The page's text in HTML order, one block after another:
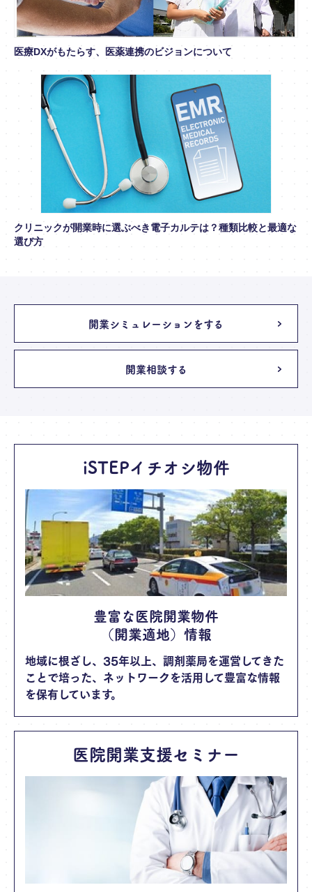
医療DXがもたらす、医薬連携のビジョンについて
クリニックが開業時に選ぶべき電子カルテは？種類比較と最適な
選び方
開業シミュレーションをする
開業相談する
iSTEPイチオシ物件
豊富な医院開業物件
（開業適地）情報
地域に根ざし、35年以上、調剤薬局を運営してきた
ことで培った、ネットワークを活用して豊富な情報
を保有しています。
医院開業支援セミナー